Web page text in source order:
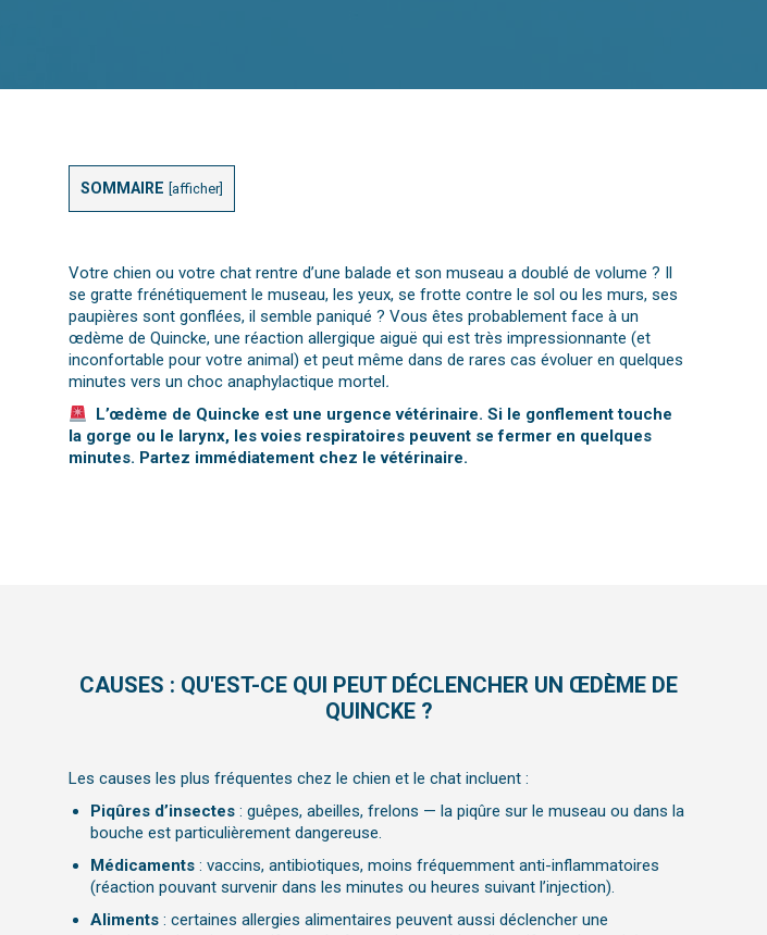
SOMMAIRE afficher
Votre chien ou votre chat rentre d’une balade et son museau a doublé de volume ? Il
se gratte frénétiquement le museau, les yeux, se frotte contre le sol ou les murs, ses
paupières sont gonflées, il semble paniqué ? Vous êtes probablement face à un
œdème de Quincke, une réaction allergique aiguë qui est très impressionnante (et
inconfortable pour votre animal) et peut même dans de rares cas évoluer en quelques
minutes vers un choc anaphylactique mortel.
L’œdème de Quincke est une urgence vétérinaire. Si le gonflement touche
la gorge ou le larynx, les voies respiratoires peuvent se fermer en quelques
minutes. Partez immédiatement chez le vétérinaire.
CAUSES : QU'EST-CE QUI PEUT DÉCLENCHER UN ŒDÈME DE
QUINCKE ?
Les causes les plus fréquentes chez le chien et le chat incluent :
Piqûres d’insectes : guêpes, abeilles, frelons — la piqûre sur le museau ou dans la
bouche est particulièrement dangereuse.
Médicaments : vaccins, antibiotiques, moins fréquemment anti-inflammatoires
(réaction pouvant survenir dans les minutes ou heures suivant l’injection).
Aliments : certaines allergies alimentaires peuvent aussi déclencher une